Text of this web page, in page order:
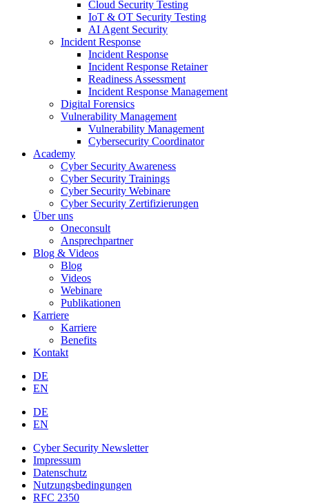
Cloud Security Testing
IoT & OT Security Testing
AI Agent Security
Incident Response
Incident Response
Incident Response Retainer
Readiness Assessment
Incident Response Management
Digital Forensics
Vulnerability Management
Vulnerability Management
Cybersecurity Coordinator
Academy
Cyber Security Awareness
Cyber Security Trainings
Cyber Security Webinare
Cyber Security Zertifizierungen
Über uns
Oneconsult
Ansprechpartner
Blog & Videos
Blog
Videos
Webinare
Publikationen
Karriere
Karriere
Benefits
Kontakt
DE
EN
DE
EN
Cyber Security Newsletter
Impressum
Datenschutz
Nutzungsbedingungen
RFC 2350